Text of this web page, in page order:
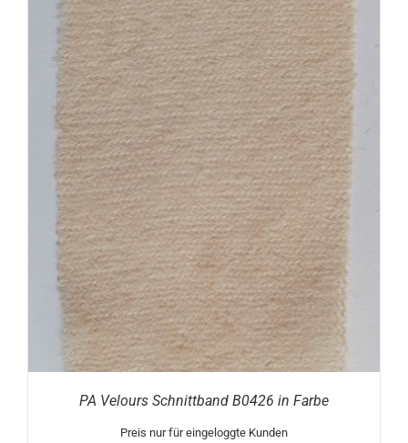
PA Velours Schnittband B0426 in Farbe
Preis nur für eingeloggte Kunden